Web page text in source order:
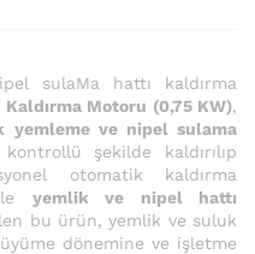
sulaMa hattı kaldırma
Motoru (0,75 KW),
yemleme ve nipel sulama
şekilde kaldırılıp
otomatik kaldırma
yemlik ve nipel hattı
bu ürün, yemlik ve suluk
dönemine ve işletme